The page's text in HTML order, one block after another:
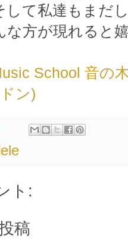
して私達もまだ
な方が現れると
School 音の
ン)
ト:
稿